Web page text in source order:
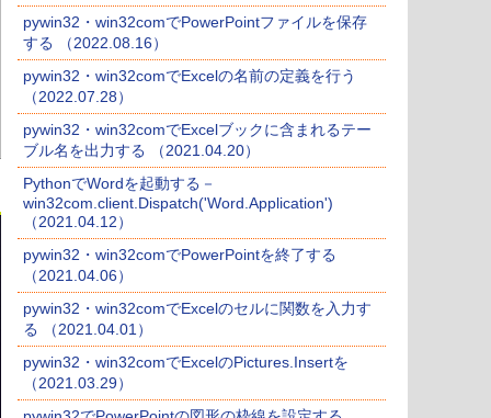
pywin32・win32comでPowerPointファイルを保存
する （2022.08.16）
pywin32・win32comでExcelの名前の定義を行う
（2022.07.28）
pywin32・win32comでExcelブックに含まれるテー
ブル名を出力する （2021.04.20）
PythonでWordを起動する－
win32com.client.Dispatch('Word.Application')
（2021.04.12）
pywin32・win32comでPowerPointを終了する
（2021.04.06）
pywin32・win32comでExcelのセルに関数を入力す
る （2021.04.01）
pywin32・win32comでExcelのPictures.Insertを
（2021.03.29）